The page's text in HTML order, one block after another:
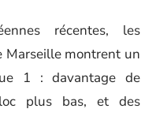
récentes, les
Marseille montrent un
1 : davantage de
plus bas, et des